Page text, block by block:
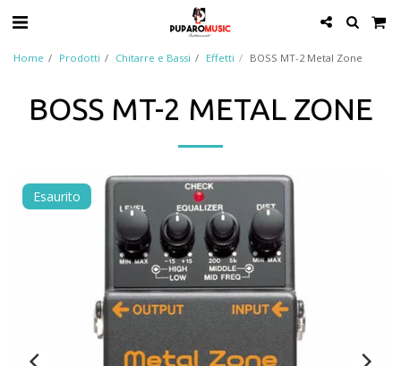
Home Prodotti Chitarre e Bassi Effetti BOSS MT-2 Metal Zone
BOSS MT-2 METAL ZONE
Esaurito